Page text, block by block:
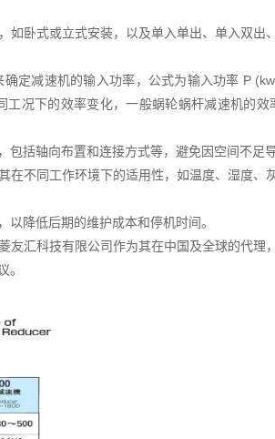
如卧式或立式安装，以及单入单出、单入双出
定减速机的输入功率，公式为输入功率 P
况下的效率变化，一般蜗轮蜗杆减速机的效
括轴向布置和连接方式等，避免因空间不足
在不同工作环境下的适用性，如温度、湿度、
降低后期的维护成本和停机时间。
友汇科技有限公司作为其在中国及全球的代理
。